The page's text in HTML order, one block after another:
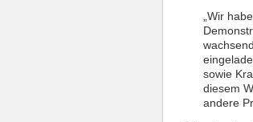
„Wir
sowie
diesem
andere